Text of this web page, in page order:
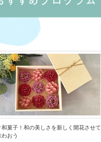
和菓子！和の美しさを新しく開花させて
おう